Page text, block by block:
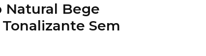
Natural Bege
Sem